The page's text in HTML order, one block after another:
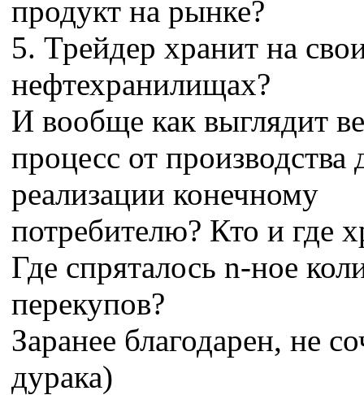
продукт на рынке?
5. Трейдер хранит на
нефтехранилищах?
И вообще как выглядит
процесс от производства
реализации конечному
потребителю? Кто и где
Где спряталось n-ное
перекупов?
Заранее благодарен, не
дурака)